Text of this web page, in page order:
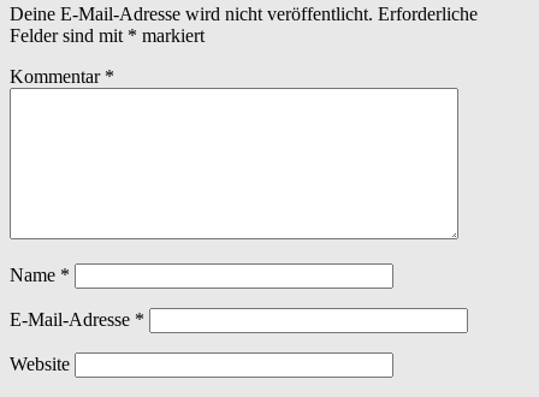
Deine E-Mail-Adresse wird nicht veröffentlicht. Erforderliche
Felder sind mit * markiert
Kommentar *
Name *
E-Mail-Adresse *
Website